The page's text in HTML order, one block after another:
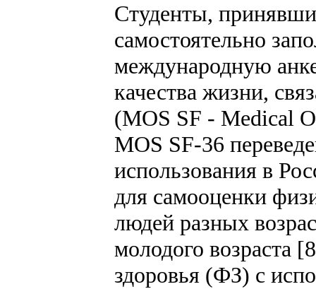
Студенты,
самостоятельно
международную
качества жизни,
(MOS SF - Medical
MOS SF-36
использования в
для самооценки
людей разных
молодого возраста
здоровья (ФЗ) с